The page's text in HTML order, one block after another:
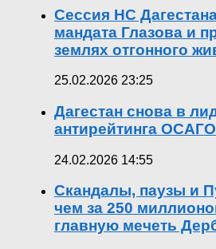
Сессия НС
мандата Глазова и
землях отгонного
25.02.2026 23:25
Дагестан снова в
антирейтинга ОСАГО
24.02.2026 14:55
Скандалы, паузы и
чем за 250
главную мечеть